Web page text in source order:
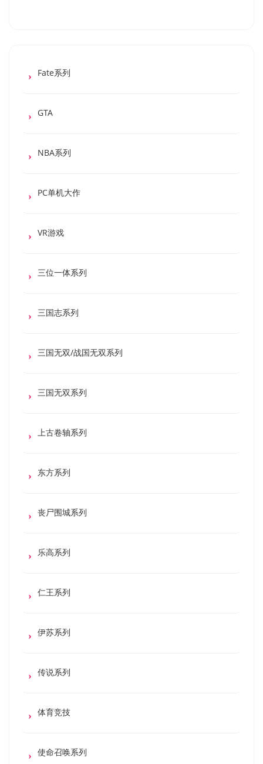
Fate系列
GTA
NBA系列
PC单机大作
VR游戏
三位一体系列
三国志系列
三国无双/战国无双系列
三国无双系列
上古卷轴系列
东方系列
丧尸围城系列
乐高系列
仁王系列
伊苏系列
传说系列
体育竞技
使命召唤系列